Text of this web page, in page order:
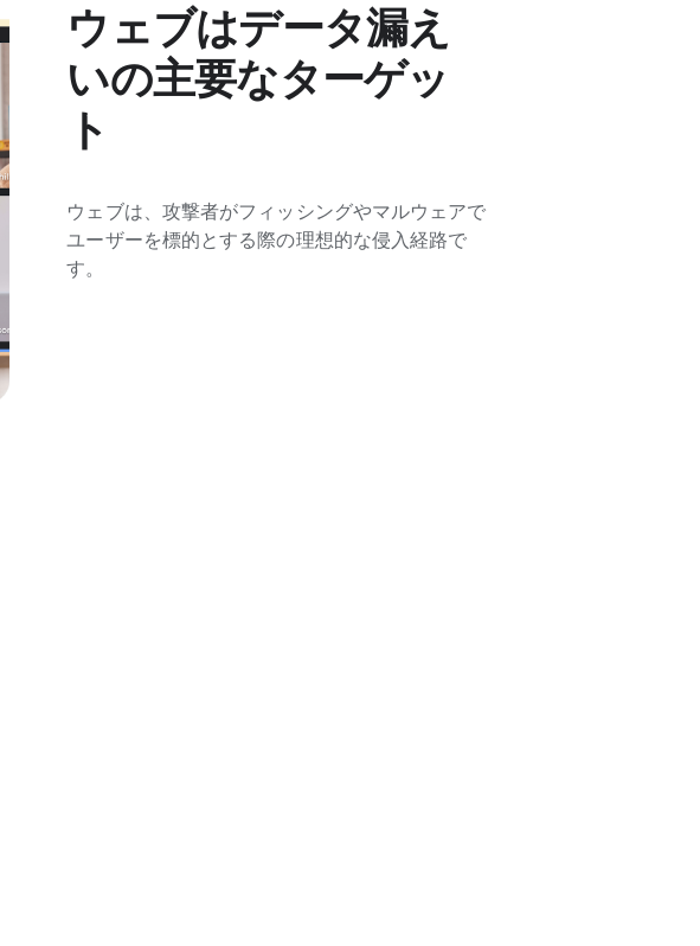
ウェブはデータ漏え
いの主要なターゲッ
ト
ウェブは、攻撃者がフィッシングやマルウェアで
ユーザーを標的とする際の理想的な侵入経路で
す。